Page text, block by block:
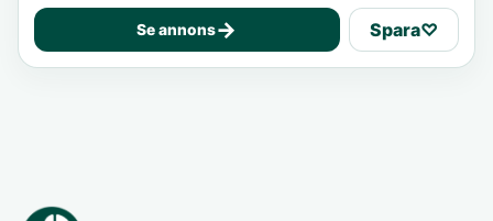
Se annons→ Spara♡